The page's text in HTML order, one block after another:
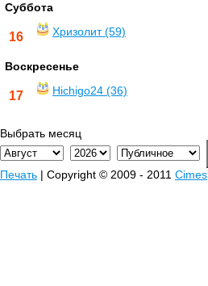
Суббота
16 Хризолит (59)
Воскресенье
17 Hichigo24 (36)
Выбрать месяц
Печать | Copyright © 2009 - 2011 Cimes